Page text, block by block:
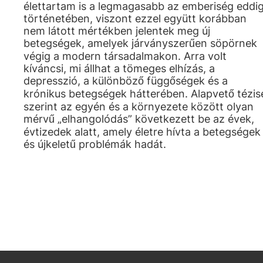
élettartam is a legmagasabb az emberiség
történetében, viszont ezzel együtt korábban
nem látott mértékben jelentek meg új
betegségek, amelyek járványszerűen söpörnek
végig a modern társadalmakon. Arra volt
kíváncsi, mi állhat a tömeges elhízás, a
depresszió, a különböző függőségek és a
krónikus betegségek hátterében. Alapvető
szerint az egyén és a környezete között olyan
mérvű „elhangolódás” következett be az évek,
évtizedek alatt, amely életre hívta a betegségek
és újkeletű problémák hadát.